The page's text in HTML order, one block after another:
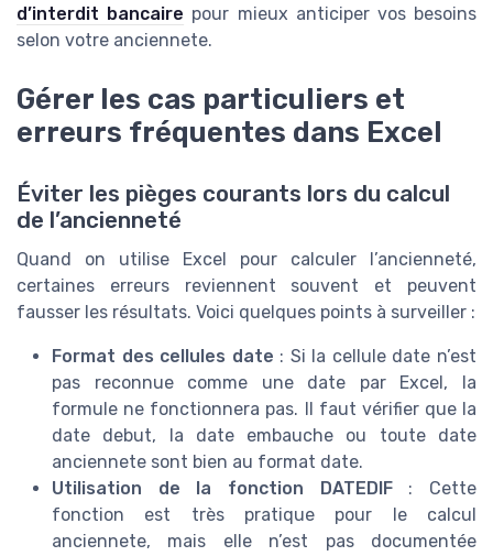
d’interdit bancaire pour mieux anticiper vos besoins
selon votre anciennete.
Gérer les cas particuliers et
erreurs fréquentes dans Excel
Éviter les pièges courants lors du calcul
de l’ancienneté
Quand on utilise Excel pour calculer l’ancienneté,
certaines erreurs reviennent souvent et peuvent
fausser les résultats. Voici quelques points à surveiller :
Format des cellules date : Si la cellule date n’est
pas reconnue comme une date par Excel, la
formule ne fonctionnera pas. Il faut vérifier que la
date debut, la date embauche ou toute date
anciennete sont bien au format date.
Utilisation de la fonction DATEDIF: Cette
fonction est très pratique pour le calcul
anciennete, mais elle n’est pas documentée